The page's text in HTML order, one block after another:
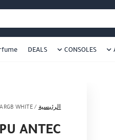
ليصلك كل جديد ؟
CONSOLES
DEALS
الرئيسية /
WHITE
ANTEC